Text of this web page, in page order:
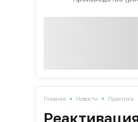
Главная • Новости • Практика